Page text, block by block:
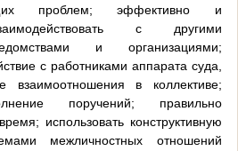
проблем; эффективно и
с другими
и организациями;
с работниками аппарата суда,
взаимоотношения в коллективе;
поручений;
правильно
использовать конструктивную
межличностных отношений